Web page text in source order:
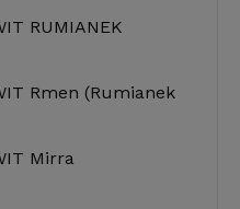
(Rumianek
Mirra